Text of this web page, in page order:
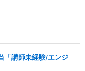
「講師未経験/エンジ